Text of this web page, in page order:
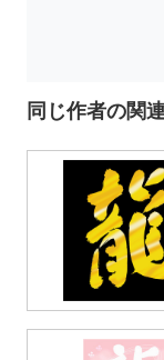
同じ作者の関